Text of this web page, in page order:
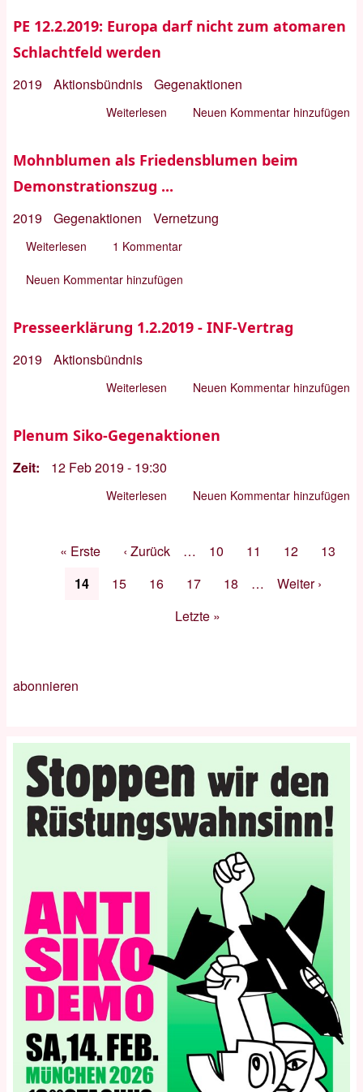
teuerstes
Zeiten
PE 12.2.2019: Europa darf nicht zum atomaren
Schlachtfeld werden
2019 Aktionsbündnis Gegenaktionen
Weiterlesen
12.2.2019:
darf
nicht
atomaren
Schlachtfeld
Neuen Kommentar hinzufügen
Mohnblumen als Friedensblumen beim
Demonstrationszug ...
2019 Gegenaktionen Vernetzung
Weiterlesen
als
beim
...
1 Kommentar
Neuen Kommentar hinzufügen
Presseerklärung 1.2.2019 - INF-Vertrag
2019 Aktionsbündnis
Weiterlesen
1.2.2019
Vertrag
Neuen Kommentar hinzufügen
Plenum Siko-Gegenaktionen
Zeit 12 Feb 2019 - 19:30
Weiterlesen
Gegenaktionen
Neuen Kommentar hinzufügen
Erste
« Erste
Vorherige
‹ Zurück … Seite
10 Seite
11 Seite
12 Seite
13
Aktuelle
14 Seite
15 Seite
16 Seite
17 Seite
18 …
Nächste
Weiter ›
Letzte
Letzte »
abonnieren